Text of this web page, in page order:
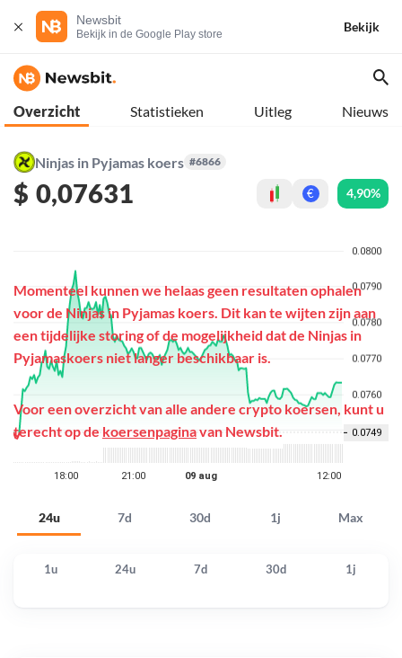
Newsbit
Bekijk in de Google Play store
Bekijk
Overzicht Statistieken Uitleg Nieuws
Ninjas in Pyjamas koers #6866
$ 0,07631 € 4,90%
24u 7d 30d 1j Max
Momenteel kunnen we helaas geen resultaten ophalen
voor de Ninjas in Pyjamas koers. Dit kan te wijten zijn aan
een tijdelijke storing of de mogelijkheid dat de Ninjas in
Pyjamaskoers niet langer beschikbaar is.
Voor een overzicht van alle andere crypto koersen, kunt u
terecht op de koersenpaginavan Newsbit.
1u 24u 7d 30d 1j